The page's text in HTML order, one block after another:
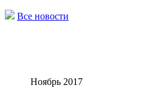
Все новости
Ноябрь 2017